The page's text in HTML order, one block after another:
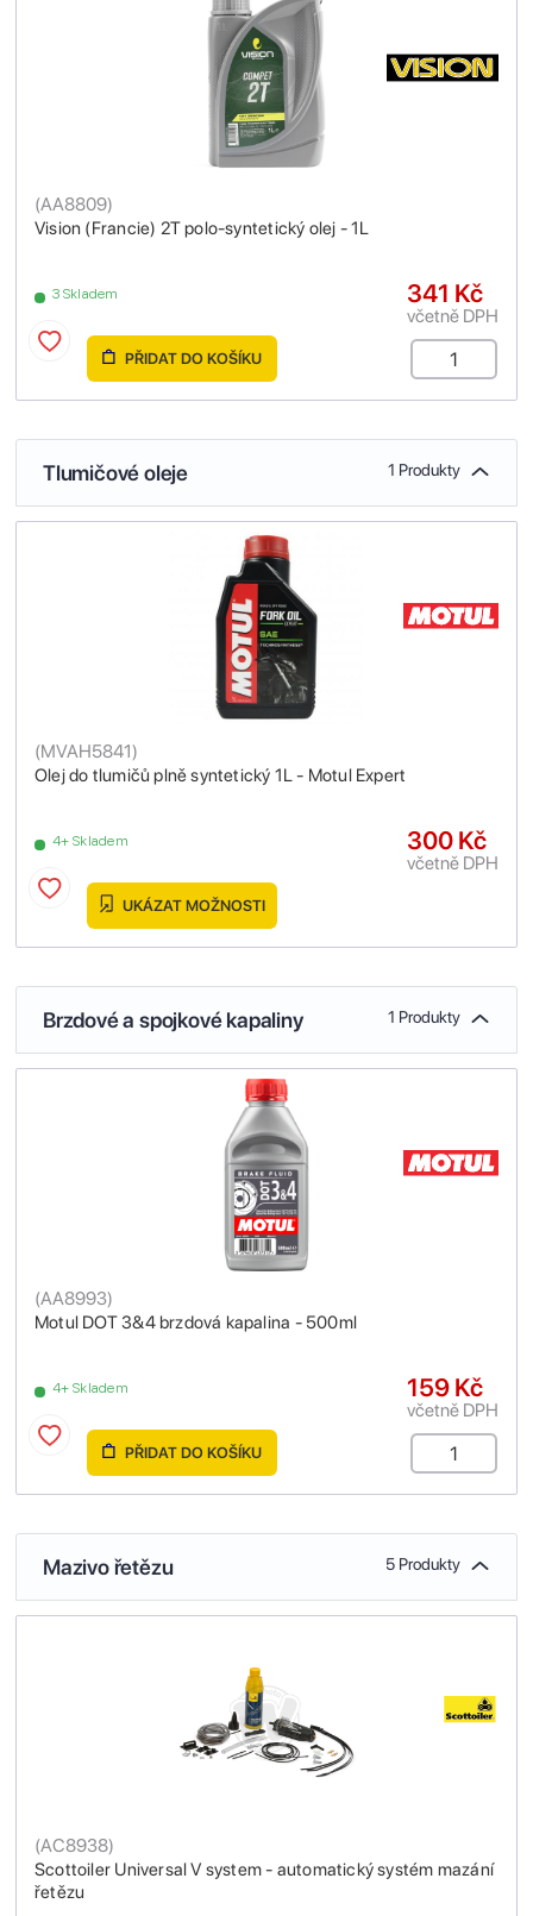
Vision (Francie) 2T polo-syntetický olej - 1L
(AA8809)
3 Skladem 341 Kč
včetně DPH
PŘIDAT DO KOŠÍKU
Tlumičové oleje 1 Produkty
Olej do tlumičů plně syntetický 1L - Motul Expert
(MVAH5841)
4+ Skladem 300 Kč
včetně DPH
UKÁZAT MOŽNOSTI
Brzdové a spojkové kapaliny 1 Produkty
Motul DOT 3&4 brzdová kapalina - 500ml
(AA8993)
4+ Skladem 159 Kč
včetně DPH
PŘIDAT DO KOŠÍKU
Mazivo řetězu 5 Produkty
Scottoiler Universal V system - automatický systém mazání
řetězu
(AC8938)